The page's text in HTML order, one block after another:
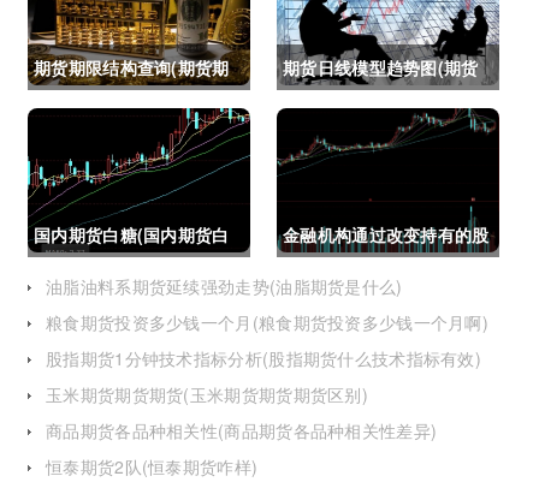
期货期限结构查询(期货期
限结构)
期货日线模型趋势图(期货
日线模型趋势图怎么看)
国内期货白糖(国内期货白
糖合约是怎么交割)
金融机构通过改变持有的股
指期货合约(股指期货合约
最长持有多久)
油脂油料系期货延续强劲走势(油脂期货是什么)
粮食期货投资多少钱一个月(粮食期货投资多少钱一个月啊)
股指期货1分钟技术指标分析(股指期货什么技术指标有效)
玉米期货期货期货(玉米期货期货期货区别)
商品期货各品种相关性(商品期货各品种相关性差异)
恒泰期货2队(恒泰期货咋样)